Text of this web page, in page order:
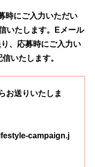
時にご入力いただい
いたします。Eメール
、応募時にご入力い
いたします。
お送りいたしま
campaign.j